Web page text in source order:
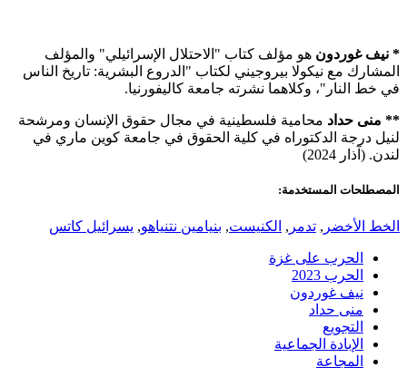
* نيف غوردون هو مؤلف كتاب "الاحتلال الإسرائيلي" والمؤلف
المشارك مع نيكولا بيروجيني لكتاب "الدروع البشرية: تاريخ الناس
في خط النار"، وكلاهما نشرته جامعة كاليفورنيا.
** منى حداد محامية فلسطينية في مجال حقوق الإنسان ومرشحة
لنيل درجة الدكتوراه في كلية الحقوق في جامعة كوين ماري في
لندن. (آذار 2024)
المصطلحات المستخدمة:
الخط الأخضر , تدمر , الكنيست, بنيامين نتنياهو, يسرائيل كاتس
الحرب على غزة
الحرب 2023
نيف غوردون
منى حداد
التجويع
الإبادة الجماعية
المجاعة